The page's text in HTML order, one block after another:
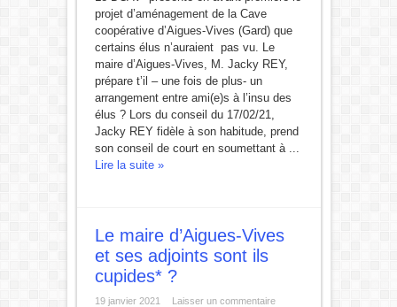
projet d’aménagement de la Cave
coopérative d’Aigues-Vives (Gard) que
certains élus n’auraient pas vu. Le
maire d’Aigues-Vives, M. Jacky REY,
prépare t’il – une fois de plus- un
arrangement entre ami(e)s à l’insu des
élus ? Lors du conseil du 17/02/21,
Jacky REY fidèle à son habitude, prend
son conseil de court en soumettant à ...
Lire la suite »
Le maire d’Aigues-Vives
et ses adjoints sont ils
cupides* ?
19 janvier 2021 Laisser un commentaire